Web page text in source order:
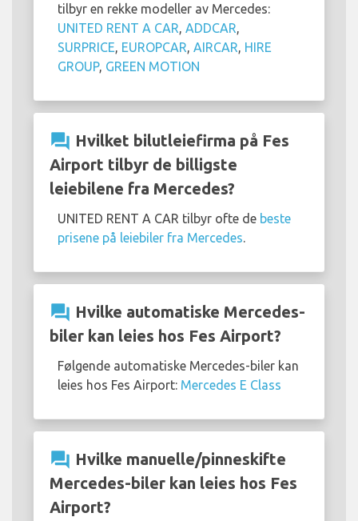
tilbyr en rekke modeller av Mercedes:
UNITED RENT A CAR ADDCAR
SURPRICE EUROPCAR AIRCAR HIRE
GROUP, GREEN MOTION
question_answer Hvilket bilutleiefirma på Fes
Airport tilbyr de billigste
leiebilene fra Mercedes?
UNITED RENT A CAR tilbyr ofte de beste
prisene på leiebiler fra Mercedes
question_answer Hvilke automatiske Mercedes-
biler kan leies hos Fes Airport?
Følgende automatiske Mercedes-biler kan
leies hos Fes Airport: Mercedes E Class
question_answer Hvilke manuelle/pinneskifte
Mercedes-biler kan leies hos Fes
Airport?